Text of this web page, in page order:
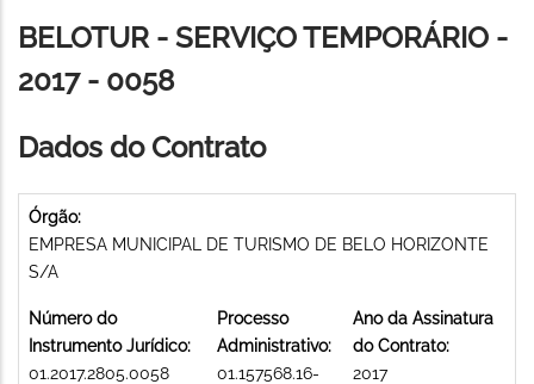
de
navegação
BELOTUR - SERVIÇO TEMPORÁRIO -
2017 - 0058
Dados do Contrato
Órgão:
EMPRESA MUNICIPAL DE TURISMO DE BELO HORIZONTE
S/A
Número do
Instrumento Jurídico:
01.2017.2805.0058
Processo
Administrativo:
01.157568.16-
Ano da Assinatura
do Contrato:
2017